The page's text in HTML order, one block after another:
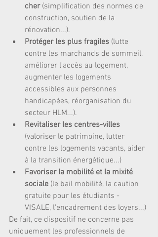
cher (simplification des normes de
construction, soutien de la
rénovation...).
Protéger les plus fragiles (lutte
contre les marchands de sommeil,
améliorer l'accès au logement,
augmenter les logements
accessibles aux personnes
handicapées, réorganisation du
secteur HLM...).
Revitaliser les centres-villes
(valoriser le patrimoine, lutter
contre les logements vacants, aider
à la transition énergétique...)
Favoriser la mobilité et la mixité
sociale (le bail mobilité, la caution
gratuite pour les étudiants -
VISALE, l'encadrement des loyers...)
De fait, ce dispositif ne concerne pas
uniquement les professionnels de